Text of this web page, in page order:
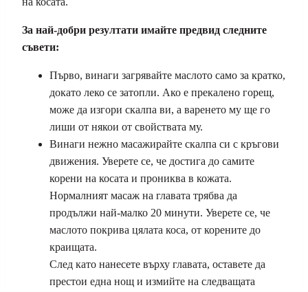
За най-добри резултати имайте предвид следните
съвети:
Първо, винаги загрявайте маслото само за кратко,
докато леко се затопли. Ако е прекалено горещ,
може да изгори скалпа ви, а варенето му ще го
лиши от някои от свойствата му.
Винаги нежно масажирайте скалпа си с кръгови
движения. Уверете се, че достига до самите
корени на косата и прониква в кожата.
Нормалният масаж на главата трябва да
продължи най-малко 20 минути. Уверете се, че
маслото покрива цялата коса, от корените до
краищата.
След като нанесете върху главата, оставете да
престои една нощ и измийте на следващата